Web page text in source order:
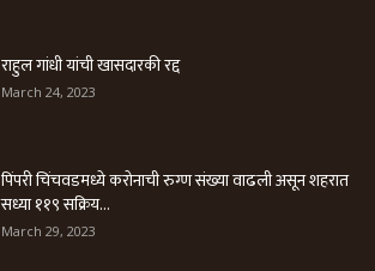
राहुल गांधी यांची खासदारकी रद्द
March 24, 2023
पिंपरी चिंचवडमध्ये करोनाची रुग्ण संख्या वाढली असून शहरात
सध्या ११९ सक्रिय...
March 29, 2023